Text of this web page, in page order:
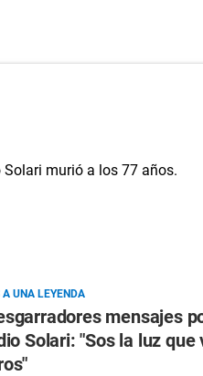
UNA LEYENDA
mensajes
Solari: "Sos la luz que